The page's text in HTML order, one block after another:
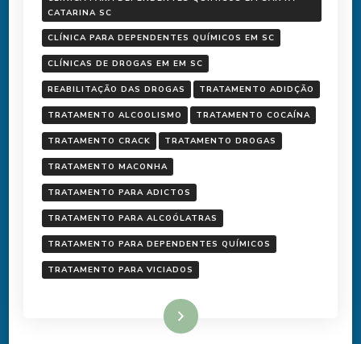
CATARINA SC
CLÍNICA PARA DEPENDENTES QUÍMICOS EM SC
CLÍNICAS DE DROGAS EM EM SC
REABILITAÇÃO DAS DROGAS TRATAMENTO ADIDÇÃO
TRATAMENTO ALCOOLISMO TRATAMENTO COCAÍNA
TRATAMENTO CRACK TRATAMENTO DROGAS
TRATAMENTO MACONHA
TRATAMENTO PARA ADICTOS
TRATAMENTO PARA ALCOÓLATRAS
TRATAMENTO PARA DEPENDENTES QUÍMICOS
TRATAMENTO PARA VICIADOS
Ler mais